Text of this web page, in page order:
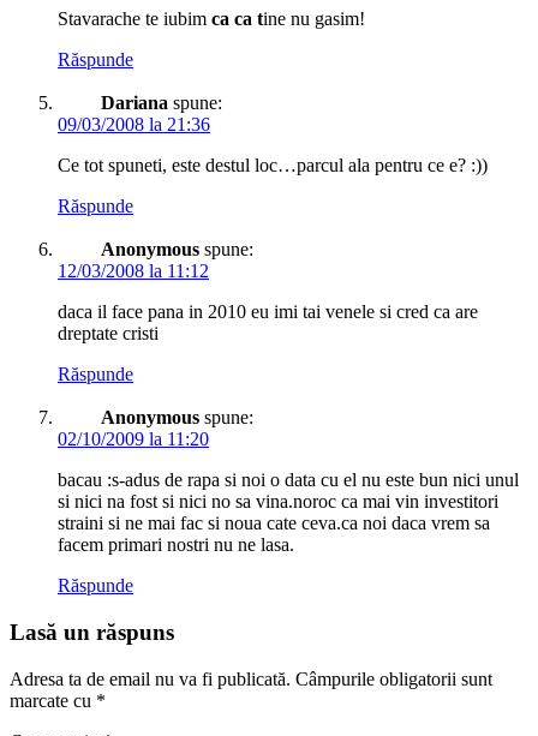
Stavarache te iubim ca ca tine nu gasim!
Răspunde
Dariana spune:
09/03/2008 la 21:36
Ce tot spuneti, este destul loc…parcul ala pentru ce e? :))
Răspunde
Anonymous spune:
12/03/2008 la 11:12
daca il face pana in 2010 eu imi tai venele si cred ca are
dreptate cristi
Răspunde
Anonymous spune:
02/10/2009 la 11:20
bacau :s-adus de rapa si noi o data cu el nu este bun nici unul
si nici na fost si nici no sa vina.noroc ca mai vin investitori
straini si ne mai fac si noua cate ceva.ca noi daca vrem sa
facem primari nostri nu ne lasa.
Răspunde
Lasă un răspuns
Adresa ta de email nu va fi publicată. Câmpurile obligatorii sunt
marcate cu *